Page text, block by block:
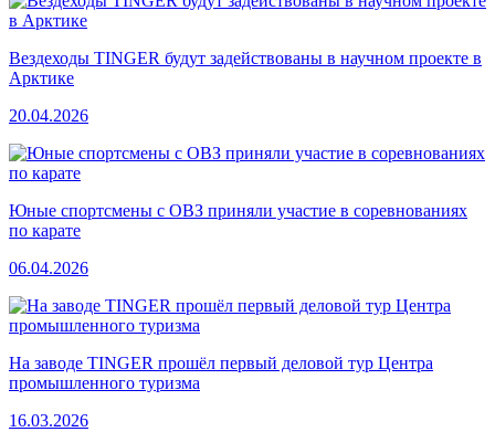
Вездеходы TINGER будут задействованы в научном проекте в
Арктике
20.04.2026
Юные спортсмены с ОВЗ приняли участие в соревнованиях
по карате
06.04.2026
На заводе TINGER прошёл первый деловой тур Центра
промышленного туризма
16.03.2026